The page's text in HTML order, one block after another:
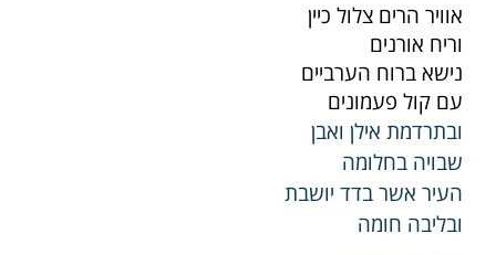
אוויר הרים צלול כיין
וריח אורנים
נישא ברוח הערביים
עם קול פעמונים
ובתרדמת אילן ואבן
שבויה בחלומה
העיר אשר בדד יושבת
ובליבה חומה